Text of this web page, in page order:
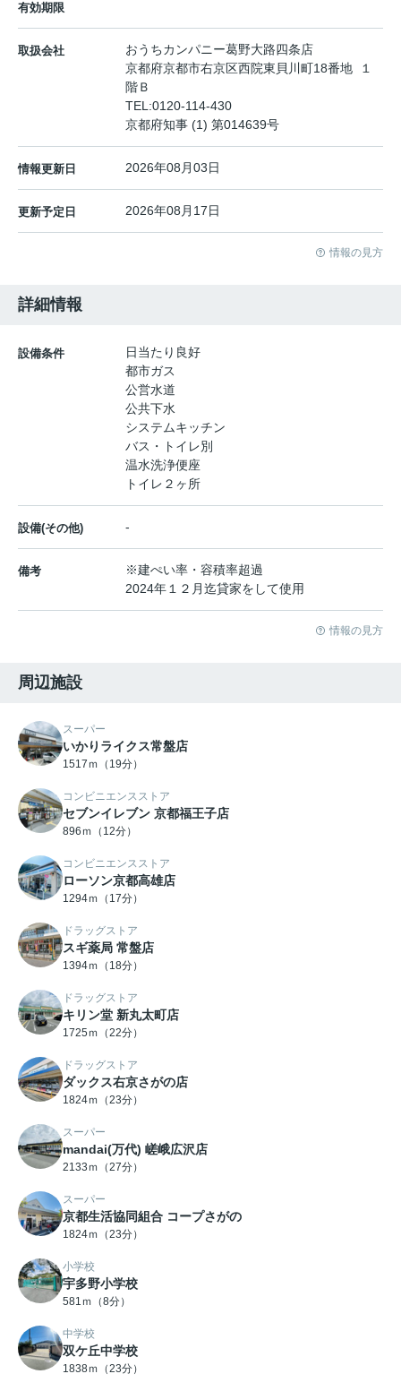
有効期限
取扱会社
おうちカンパニー葛野大路四条店
京都府京都市右京区西院東貝川町18番地 １
階Ｂ
TEL:0120-114-430
京都府知事 (1) 第014639号
情報更新日 2026年08月03日
更新予定日 2026年08月17日
情報の見方
詳細情報
設備条件
日当たり良好
都市ガス
公営水道
公共下水
システムキッチン
バス・トイレ別
温水洗浄便座
トイレ２ヶ所
設備(その他) -
備考
※建ぺい率・容積率超過
2024年１２月迄貸家をして使用
情報の見方
周辺施設
スーパー
いかりライクス常盤店
1517ｍ（19分）
コンビニエンスストア
セブンイレブン 京都福王子店
896ｍ（12分）
コンビニエンスストア
ローソン京都高雄店
1294ｍ（17分）
ドラッグストア
スギ薬局 常盤店
1394ｍ（18分）
ドラッグストア
キリン堂 新丸太町店
1725ｍ（22分）
ドラッグストア
ダックス右京さがの店
1824ｍ（23分）
スーパー
mandai(万代) 嵯峨広沢店
2133ｍ（27分）
スーパー
京都生活協同組合 コープさがの
1824ｍ（23分）
小学校
宇多野小学校
581ｍ（8分）
中学校
双ケ丘中学校
1838ｍ（23分）